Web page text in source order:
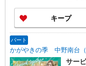
キープ
パート
かがやきの季 中野南台（
サー